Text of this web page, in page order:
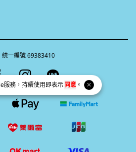
服務，持續使用即表示 同意 。
統一編號 69383410
Facebook pageInstagram page
Line page